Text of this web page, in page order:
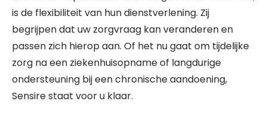
is de flexibiliteit van hun dienstverlening. Zij
begrijpen dat uw zorgvraag kan veranderen en
passen zich hierop aan. Of het nu gaat om tijdelijke
zorg na een ziekenhuisopname of langdurige
ondersteuning bij een chronische aandoening,
Sensire staat voor u klaar.